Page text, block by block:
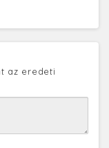
az eredeti